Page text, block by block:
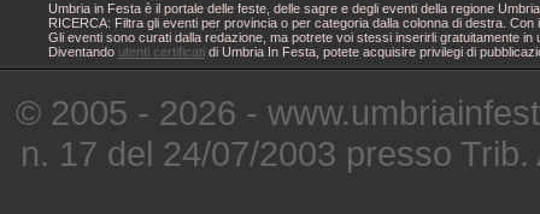
Umbria in Festa è il portale delle feste, delle sagre e degli eventi della regione
RICERCA: Filtra gli eventi per provincia o per categoria dalla colonna di destra.
Gli eventi sono curati dalla redazione, ma potrete voi stessi inserirli gratuitamente
Diventando utenti certificati di Umbria In Festa, potete acquisire privilegi di
© 2005 - 2026 -
n. 17 del 24/07/2003 presso